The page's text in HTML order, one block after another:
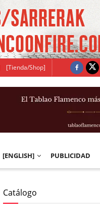
[Tienda/Shop]
[ENGLISH] PUBLICIDAD
Catálogo